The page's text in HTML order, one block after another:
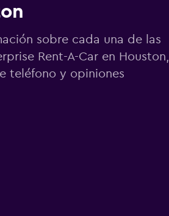
sobre cada una de las
Rent-A-Car en Houston,
teléfono y opiniones